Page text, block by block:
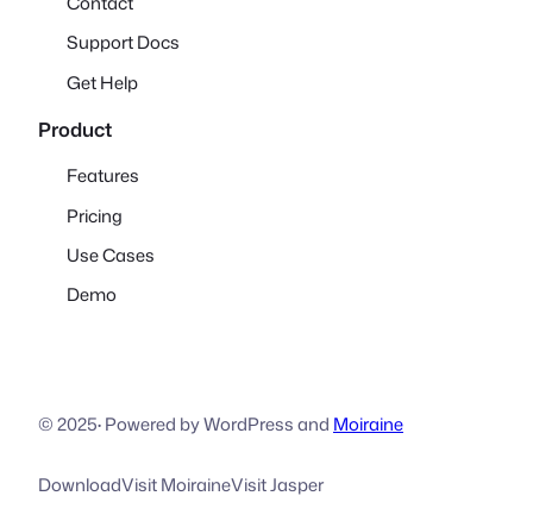
Support Docs
Get Help
Product
Features
Pricing
Use Cases
Demo
© 2025·Powered by WordPress and Moiraine
DownloadVisit MoiraineVisit Jasper